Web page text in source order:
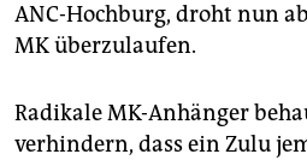
ANC-Hochburg, droht nun
MK überzulaufen.
Radikale MK-Anhänger
verhindern, dass ein Zulu